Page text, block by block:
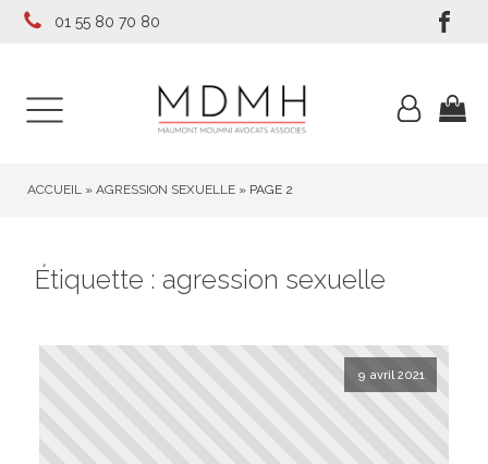
01 55 80 70 80
ACCUEIL » AGRESSION SEXUELLE » PAGE 2
Étiquette : agression sexuelle
9 avril 2021